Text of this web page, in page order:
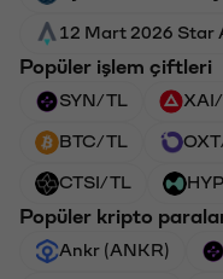
12 Mart 2026 Star
Popüler işlem çiftleri
SYN/TL XAI/
BTC/TL
CTSI/TL
Popüler kripto
Ankr (ANKR)